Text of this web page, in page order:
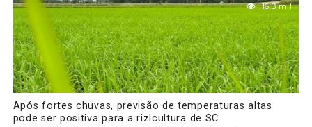
16.3 mil
Após fortes chuvas, previsão de temperaturas altas
pode ser positiva para a rizicultura de SC